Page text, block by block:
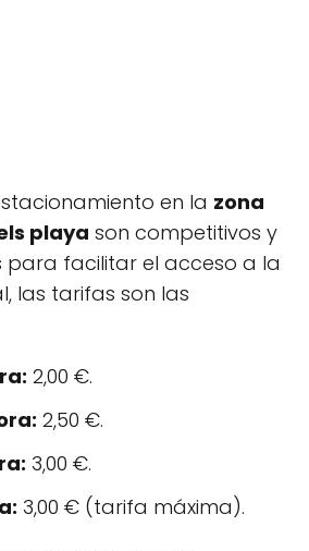
en la zona
playa son competitivos y
para facilitar el acceso a la
las tarifas son las
2,00 €.
2,50 €.
3,00 €.
3,00 € (tarifa máxima).